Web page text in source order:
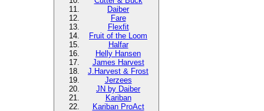
Daiber
Fare
Flexfit
Fruit of the Loom
Halfar
Helly Hansen
James Harvest
J.Harvest & Frost
Jerzees
JN by Daiber
Kariban
Kariban ProAct